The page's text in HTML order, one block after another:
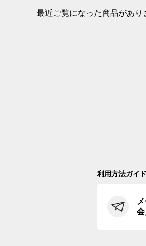
最近ご覧になった商品があり
利用方法ガイド